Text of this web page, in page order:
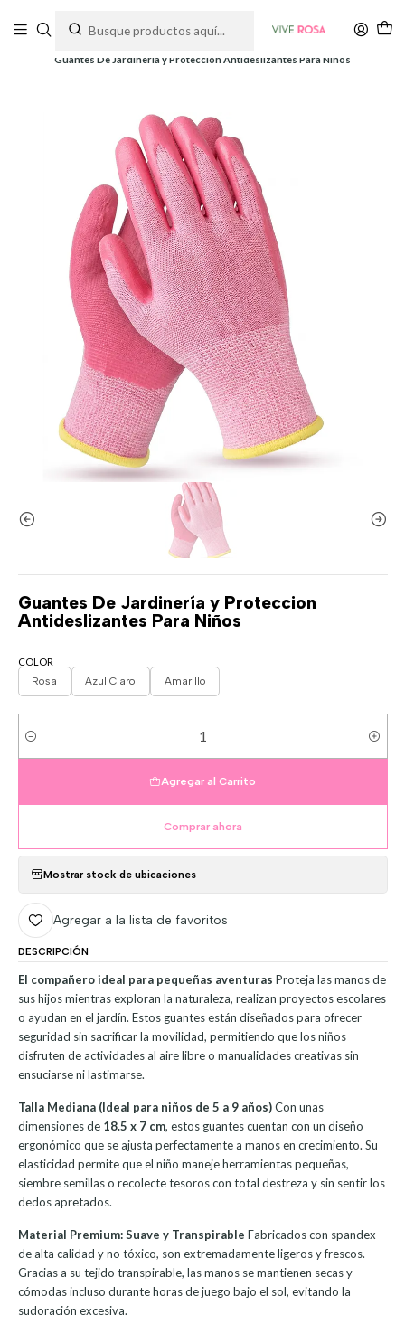
Guantes De Jardinería y Proteccion Antideslizantes Para Niños
Guantes De Jardinería y Proteccion
Antideslizantes Para Niños
COLOR
Rosa Azul Claro Amarillo
Cantidad
Agregar al Carrito
Comprar ahora
Mostrar stock de ubicaciones
Agregar a la lista de favoritos
DESCRIPCIÓN
El compañero ideal para pequeñas aventuras Proteja las manos de
sus hijos mientras exploran la naturaleza, realizan proyectos escolares
o ayudan en el jardín. Estos guantes están diseñados para ofrecer
seguridad sin sacrificar la movilidad, permitiendo que los niños
disfruten de actividades al aire libre o manualidades creativas sin
ensuciarse ni lastimarse.
Talla Mediana (Ideal para niños de 5 a 9 años)Con unas
dimensiones de 18.5 x 7 cm, estos guantes cuentan con un diseño
ergonómico que se ajusta perfectamente a manos en crecimiento. Su
elasticidad permite que el niño maneje herramientas pequeñas,
siembre semillas o recolecte tesoros con total destreza y sin sentir los
dedos apretados.
Material Premium: Suave y Transpirable Fabricados con spandex
de alta calidad y no tóxico, son extremadamente ligeros y frescos.
Gracias a su tejido transpirable, las manos se mantienen secas y
cómodas incluso durante horas de juego bajo el sol, evitando la
sudoración excesiva.